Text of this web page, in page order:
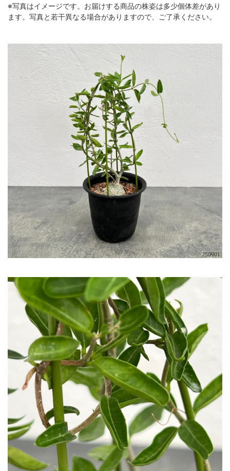
※写真はイメージです。お届けする商品の株姿は多少個体差があり
ます。写真と若干異なる場合がありますので、ご了承ください。